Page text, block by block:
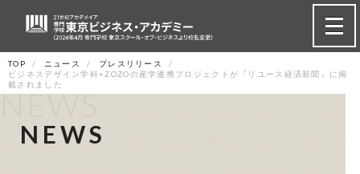
TOP ニュース
プレスリリース
ビジネスデザイン学科×ZOZOの産学連携プロジェクトが『リユース経済新聞』に掲
載されました
NEWS
NEWS